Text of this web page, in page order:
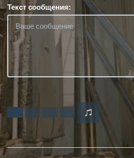
Текст сообщения: